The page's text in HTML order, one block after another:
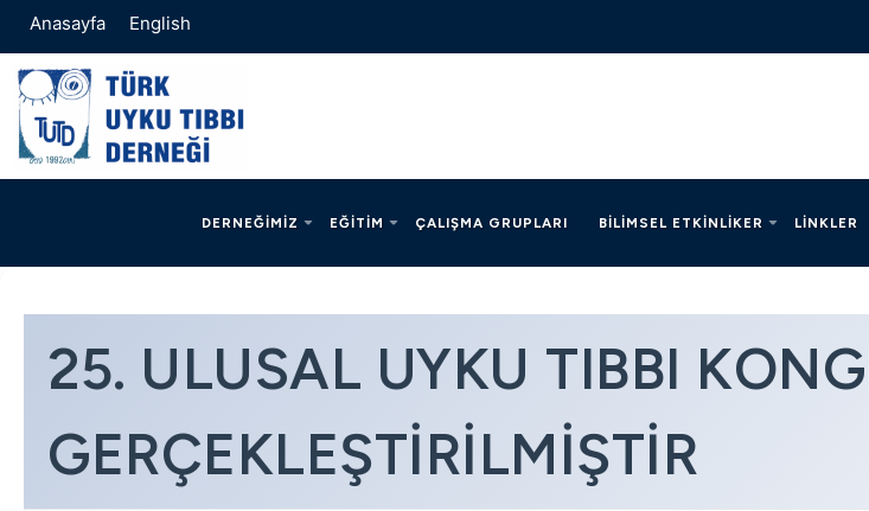
Anasayfa English
DERNEĞIMIZ EĞITIM ÇALIŞMA GRUPLARI BILIMSEL ETKINLIKER LINKLER
25. ULUSAL UYKU TIBBI
GERÇEKLEŞTIRILMIŞTIR